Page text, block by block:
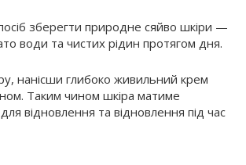
зберегти природне сяйво шкіри —
води та чистих рідин протягом дня.
нанісши глибоко живильний крем
Таким чином шкіра матиме
відновлення та відновлення під час